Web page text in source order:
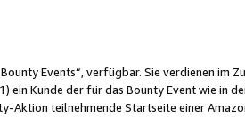
Events“, verfügbar. Sie verdienen im
ein Kunde der für das Bounty Event wie in
Aktion teilnehmende Startseite einer